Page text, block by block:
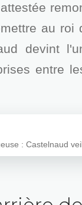
au
devint
entre
: Castelnaud